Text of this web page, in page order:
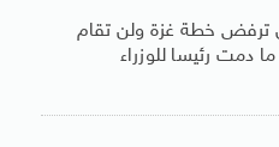
ترفض خطة غزة ولن تقام
دمت رئيسا للوزراء